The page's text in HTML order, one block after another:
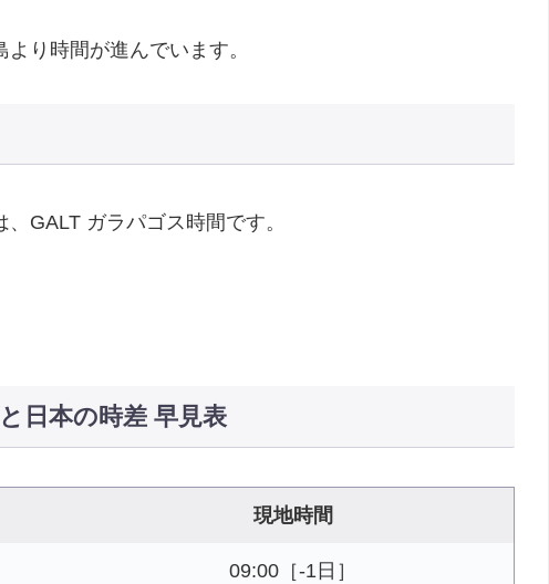
り時間が進んでいます。
GALT ガラパゴス時間です。
日本の時差 早見表
現地時間
09:00［-1日］